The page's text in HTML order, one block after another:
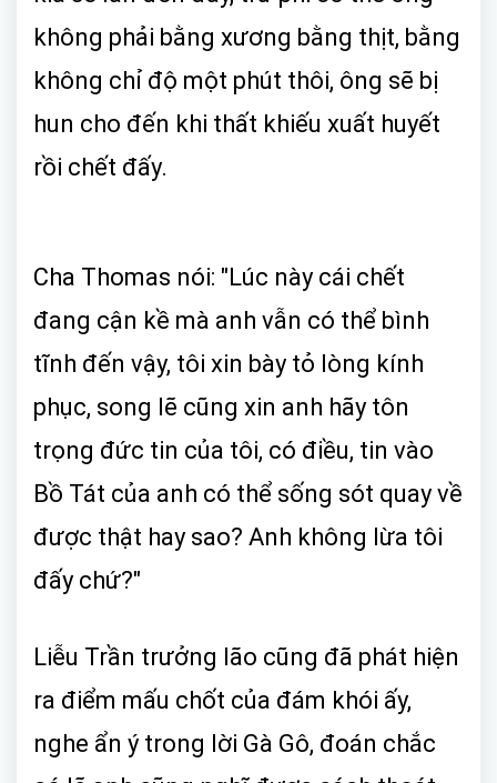
không phải bằng xương bằng thịt, bằng
không chỉ độ một phút thôi, ông sẽ bị
hun cho đến khi thất khiếu xuất huyết
rồi chết đấy.
Cha Thomas nói: "Lúc này cái chết
đang cận kề mà anh vẫn có thể bình
tĩnh đến vậy, tôi xin bày tỏ lòng kính
phục, song lẽ cũng xin anh hãy tôn
trọng đức tin của tôi, có điều, tin vào
Bồ Tát của anh có thể sống sót quay về
được thật hay sao? Anh không lừa tôi
đấy chứ?"
Liễu Trần trưởng lão cũng đã phát hiện
ra điểm mấu chốt của đám khói ấy,
nghe ẩn ý trong lời Gà Gô, đoán chắc